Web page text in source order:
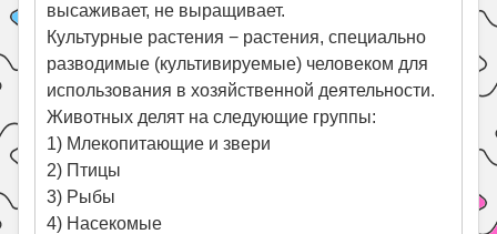
высаживает, не выращивает.
Культурные растения − растения, специально
разводимые (культивируемые) человеком для
использования в хозяйственной деятельности.
Животных делят на следующие группы:
1) Млекопитающие и звери
2) Птицы
3) Рыбы
4) Насекомые